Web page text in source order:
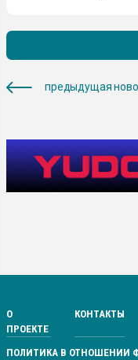
предыдущая
О
ПРОЕКТЕ
КОНТАКТЫ
ПОЛИТИКА В ОТНОШЕНИИ